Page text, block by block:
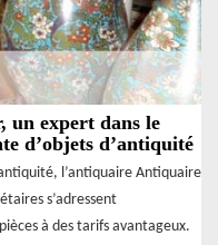
un expert dans le
d’objets d’antiquité
l’antiquaire Antiquaire
s’adressent
à des tarifs avantageux.